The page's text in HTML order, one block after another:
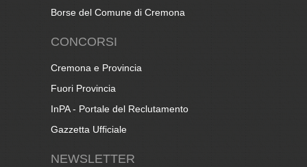
Borse del Comune di Cremona
CONCORSI
Cremona e Provincia
Fuori Provincia
InPA - Portale del Reclutamento
Gazzetta Ufficiale
NEWSLETTER